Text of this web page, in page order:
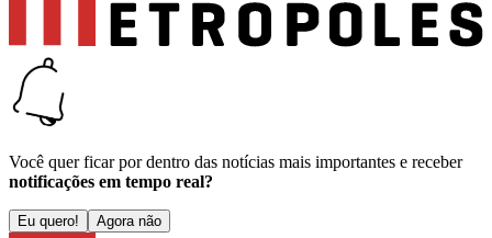
Você quer ficar por dentro das notícias mais importantes e receber
notificações em tempo real?
Eu quero! Agora não